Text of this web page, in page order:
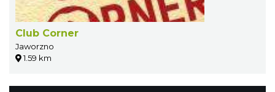
Club Corner
Jaworzno
1.59 km